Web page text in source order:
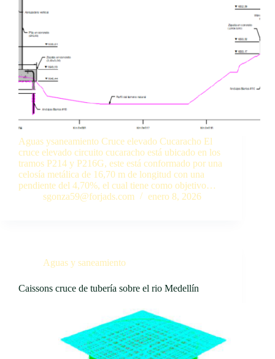
Aguas ysaneamiento Cruce elevado Cucaracho El
cruce elevado circuito cucaracho está ubicado en los
tramos P214 y P216G, este está conformado por una
celosía metálica de 16,70 m de longitud con una
pendiente del 4,70%, el cual tiene como objetivo…
sgonza59@forjads.com
enero 8, 2026
Aguas y saneamiento
Caissons cruce de tubería sobre el rio Medellín